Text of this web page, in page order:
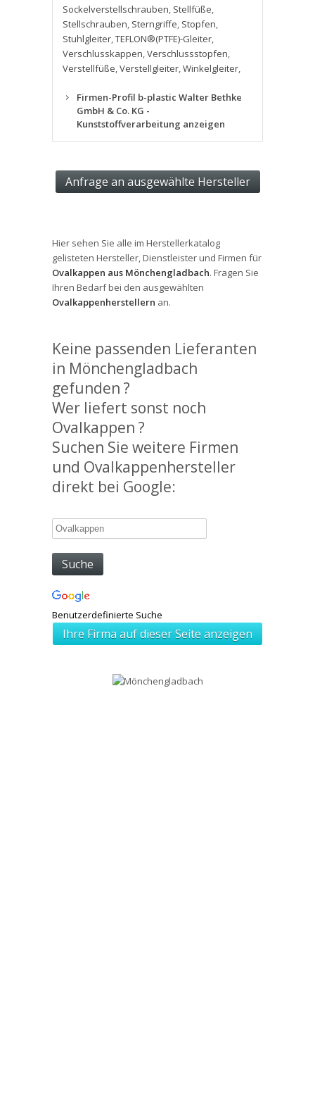
Sockelverstellschrauben, Stellfüße,
Stellschrauben, Sterngriffe, Stopfen,
Stuhlgleiter,TEFLON®(PTFE)-Gleiter,
Verschlusskappen,Verschlussstopfen,
Verstellfüße,Verstellgleiter,Winkelgleiter,
Firmen-Profil b-plastic Walter Bethke
GmbH & Co. KG -
Kunststoffverarbeitung anzeigen
Hier sehen Sie alle im Herstellerkatalog
gelisteten Hersteller, Dienstleister und Firmen für
Ovalkappen aus Mönchengladbach. Fragen Sie
Ihren Bedarf bei den ausgewählten
Ovalkappenherstellern an.
Keine passenden Lieferanten
in Mönchengladbach
gefunden ?
Wer liefert sonst noch
Ovalkappen ?
Suchen Sie weitere Firmen
und Ovalkappenhersteller
direkt bei Google:
Benutzerdefinierte Suche
Ihre Firma auf dieser Seite anzeigen